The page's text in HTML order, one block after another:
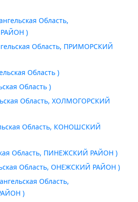
Область,
)
Область, ПРИМОРСКИЙ
Область )
Область )
Область, ХОЛМОГОРСКИЙ
Область, КОНОШСКИЙ
Область, ПИНЕЖСКИЙ РАЙОН )
Область, ОНЕЖСКИЙ РАЙОН )
Область,
)